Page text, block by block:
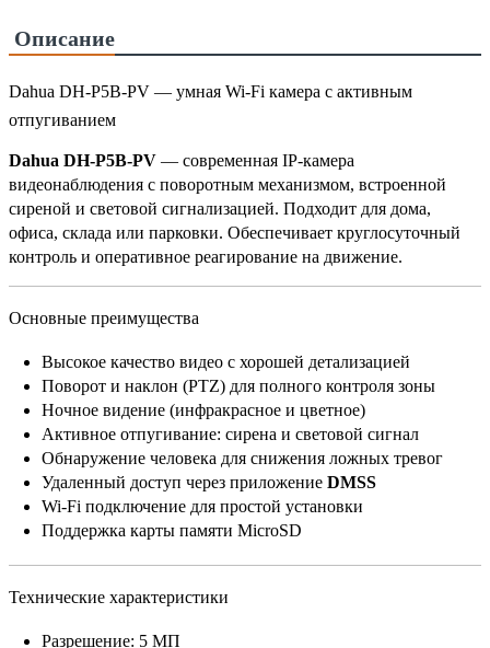
Описание
Dahua DH-P5B-PV — умная Wi-Fi камера с активным
отпугиванием
Dahua DH-P5B-PV — современная IP-камера
видеонаблюдения с поворотным механизмом, встроенной
сиреной и световой сигнализацией. Подходит для дома,
офиса, склада или парковки. Обеспечивает круглосуточный
контроль и оперативное реагирование на движение.
Основные преимущества
Высокое качество видео с хорошей детализацией
Поворот и наклон (PTZ) для полного контроля зоны
Ночное видение (инфракрасное и цветное)
Активное отпугивание: сирена и световой сигнал
Обнаружение человека для снижения ложных тревог
Удаленный доступ через приложение DMSS
Wi-Fi подключение для простой установки
Поддержка карты памяти MicroSD
Технические характеристики
Разрешение: 5 МП